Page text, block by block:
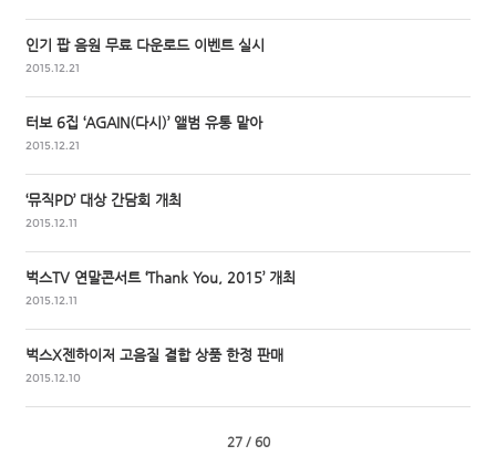
인기 팝 음원 무료 다운로드 이벤트 실시
2015.12.21
터보 6집 ‘AGAIN(다시)’ 앨범 유통 맡아
2015.12.21
‘뮤직PD’ 대상 간담회 개최
2015.12.11
벅스TV 연말콘서트 ‘Thank You, 2015’ 개최
2015.12.11
벅스X젠하이저 고음질 결합 상품 한정 판매
2015.12.10
27 / 60